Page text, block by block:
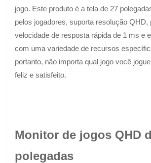
jogo. Este produto é a tela de 27
pelos jogadores, suporta resolução QHD,
velocidade de resposta rápida de 1 ms e
com uma variedade de recursos
portanto, não importa qual jogo você
feliz e satisfeito.
Monitor de jogos QHD
polegadas